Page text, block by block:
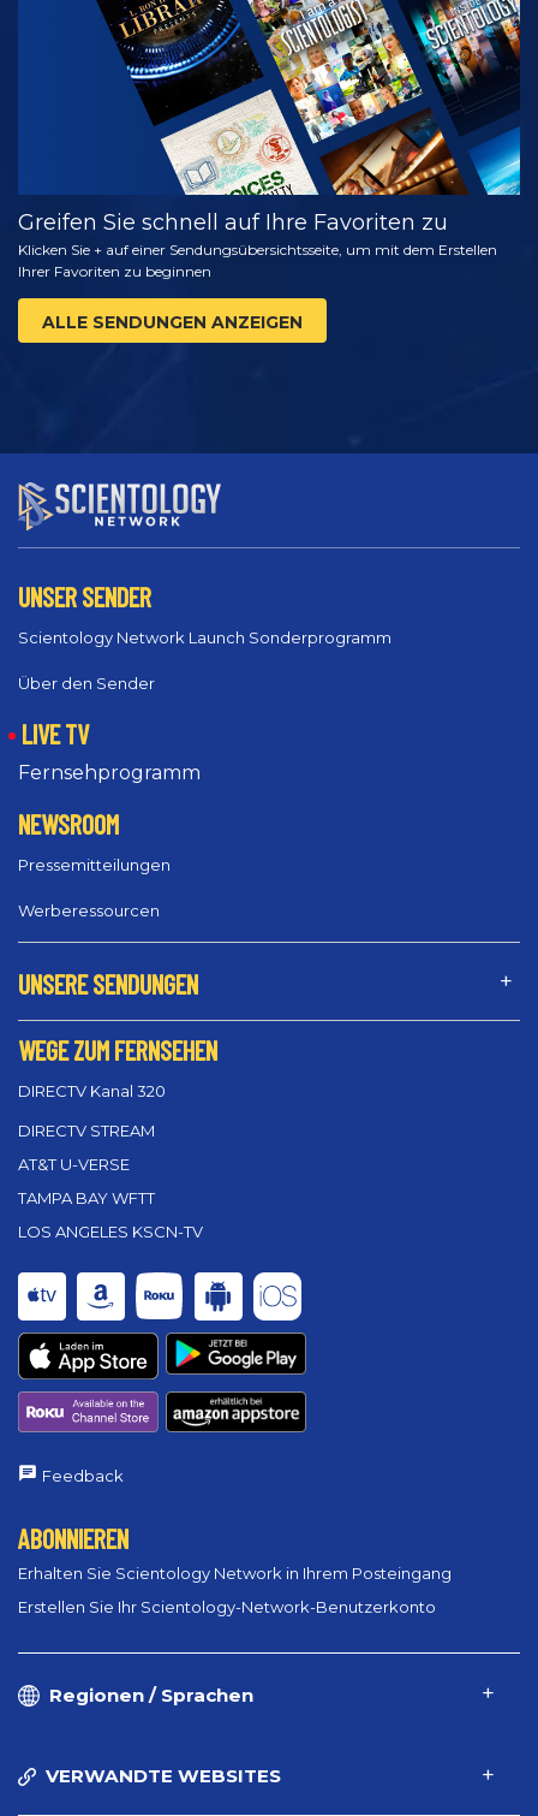
ENTDECKEN
Greifen Sie schnell auf Ihre Favoriten zu
Klicken Sie + auf einer Sendungsübersichtsseite, um mit dem Erstellen
Ihrer Favoriten zu beginnen
ALLE SENDUNGEN ANZEIGEN
UNSER SENDER
Scientology Network Launch Sonderprogramm
Über den Sender
LIVE TV
Fernsehprogramm
NEWSROOM
Pressemitteilungen
Werberessourcen
UNSERE SENDUNGEN
WEGE ZUM FERNSEHEN
DIRECTV Kanal 320
DIRECTV STREAM
AT&T U-VERSE
TAMPA BAY WFTT
LOS ANGELES KSCN-TV
Feedback
ABONNIEREN
Erhalten Sie Scientology Network in Ihrem Posteingang
Erstellen Sie Ihr Scientology-Network-Benutzerkonto
Regionen / Sprachen
VERWANDTE WEBSITES